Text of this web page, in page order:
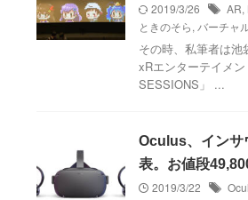
2019/3/26
AR,
ときのそら, バーチャ
その時、私筆者は
xRエンターテイメ
SESSIONS」 ...
Oculus、インサ
表。お値段
2019/3/22